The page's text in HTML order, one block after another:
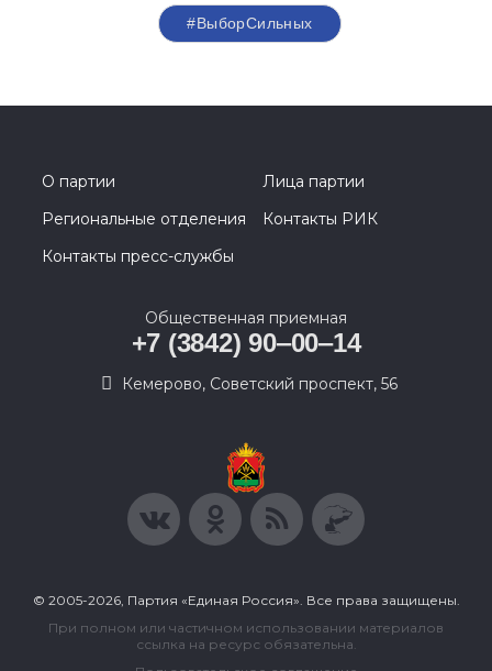
#ВыборСильных
О партии
Лица партии
Региональные отделения
Контакты РИК
Контакты пресс-службы
Общественная приемная
+7 (3842) 90‒00‒14
​Кемерово, Советский проспект, 56
© 2005-2026, Партия «Единая Россия». Все права защищены.
При полном или частичном использовании материалов
ссылка на ресурс обязательна.